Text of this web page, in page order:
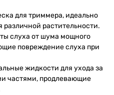
для триммера, идеально
различной растительности.
слуха от шума мощного
повреждение слуха при
жидкости для ухода за
частями, продлевающие